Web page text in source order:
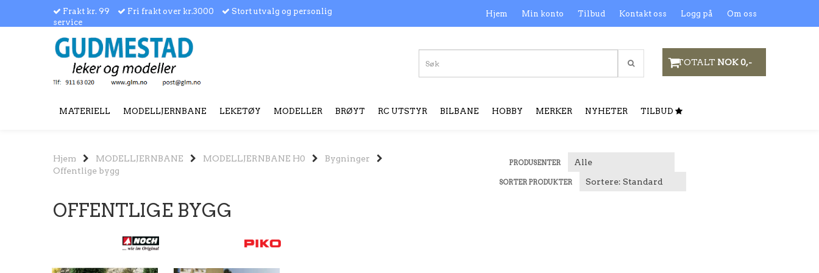
Frakt kr. 99 Fri frakt over kr.3000
Stort utvalg og personlig
service
Hjem Min konto Tilbud Kontakt oss Logg på Om oss
TOTALT NOK 0,-
MATERIELL MODELLJERNBANE LEKETØY MODELLER BRØYT RC UTSTYR BILBANE HOBBY MERKER NYHETER TILBUD
Hjem MODELLJERNBANE MODELLJERNBANE H0
Bygninger
Offentlige bygg
PRODUSENTER
SORTER PRODUKTER
OFFENTLIGE BYGG